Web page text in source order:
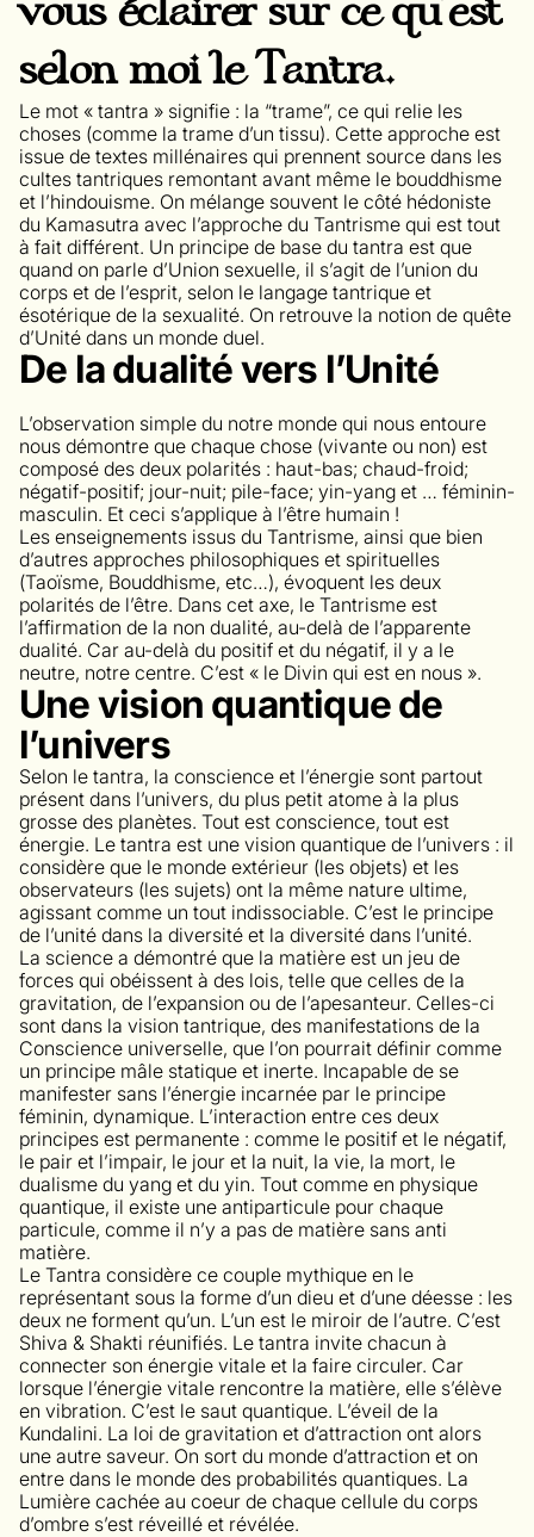
vous éclairer sur ce qu’est
selon moi le Tantra.
Le mot « tantra » signifie : la “trame”, ce qui relie les
choses (comme la trame d’un tissu). Cette approche est
issue de textes millénaires qui prennent source dans les
cultes tantriques remontant avant même le bouddhisme
et l’hindouisme. On mélange souvent le côté hédoniste
du Kamasutra avec l’approche du Tantrisme qui est tout
à fait différent. Un principe de base du tantra est que
quand on parle d’Union sexuelle, il s’agit de l’union du
corps et de l’esprit, selon le langage tantrique et
ésotérique de la sexualité. On retrouve la notion de quête
d’Unité dans un monde duel.
De la dualité vers l’Unité
L’observation simple du notre monde qui nous entoure
nous démontre que chaque chose (vivante ou non) est
composé des deux polarités : haut-bas; chaud-froid;
négatif-positif; jour-nuit; pile-face; yin-yang et … féminin-
masculin. Et ceci s’applique à l’être humain !
Les enseignements issus du Tantrisme, ainsi que bien
d’autres approches philosophiques et spirituelles
(Taoïsme, Bouddhisme, etc…), évoquent les deux
polarités de l’être. Dans cet axe, le Tantrisme est
l’affirmation de la non dualité, au-delà de l’apparente
dualité. Car au-delà du positif et du négatif, il y a le
neutre, notre centre. C’est « le Divin qui est en nous ».
Une vision quantique de
l’univers
Selon le tantra, la conscience et l’énergie sont partout
présent dans l’univers, du plus petit atome à la plus
grosse des planètes. Tout est conscience, tout est
énergie. Le tantra est une vision quantique de l’univers : il
considère que le monde extérieur (les objets) et les
observateurs (les sujets) ont la même nature ultime,
agissant comme un tout indissociable. C’est le principe
de l’unité dans la diversité et la diversité dans l’unité.
La science a démontré que la matière est un jeu de
forces qui obéissent à des lois, telle que celles de la
gravitation, de l’expansion ou de l’apesanteur. Celles-ci
sont dans la vision tantrique, des manifestations de la
Conscience universelle, que l’on pourrait définir comme
un principe mâle statique et inerte. Incapable de se
manifester sans l’énergie incarnée par le principe
féminin, dynamique. L’interaction entre ces deux
principes est permanente : comme le positif et le négatif,
le pair et l’impair, le jour et la nuit, la vie, la mort, le
dualisme du yang et du yin. Tout comme en physique
quantique, il existe une antiparticule pour chaque
particule, comme il n’y a pas de matière sans anti
matière.
Le Tantra considère ce couple mythique en le
représentant sous la forme d’un dieu et d’une déesse : les
deux ne forment qu’un. L’un est le miroir de l’autre. C’est
Shiva & Shakti réunifiés. Le tantra invite chacun à
connecter son énergie vitale et la faire circuler. Car
lorsque l’énergie vitale rencontre la matière, elle s’élève
en vibration. C’est le saut quantique. L’éveil de la
Kundalini. La loi de gravitation et d’attraction ont alors
une autre saveur. On sort du monde d’attraction et on
entre dans le monde des probabilités quantiques. La
Lumière cachée au coeur de chaque cellule du corps
d’ombre s’est réveillé et révélée.